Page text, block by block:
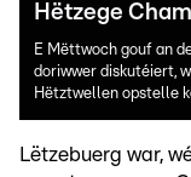
Hëtzege
E Mëttwoch gouf an
doriwwer diskutéiert,
Hëtztwellen opstelle
Lëtzebuerg war,